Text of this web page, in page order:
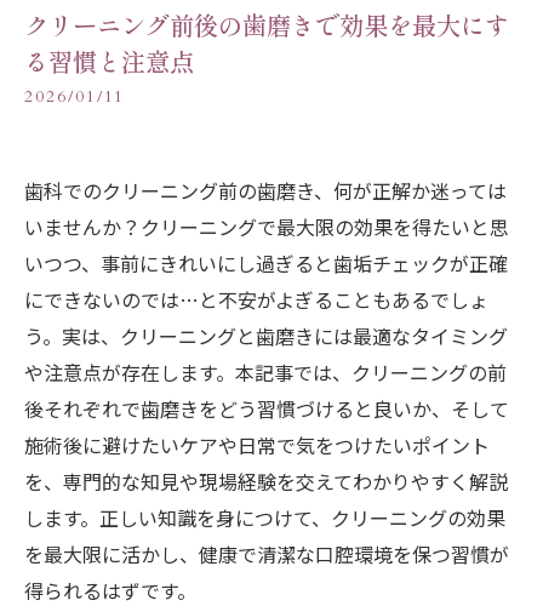
クリーニング前後の歯磨きで効果を最大にす
る習慣と注意点
2026/01/11
歯科でのクリーニング前の歯磨き、何が正解か迷っては
いませんか？クリーニングで最大限の効果を得たいと思
いつつ、事前にきれいにし過ぎると歯垢チェックが正確
にできないのでは…と不安がよぎることもあるでしょ
う。実は、クリーニングと歯磨きには最適なタイミング
や注意点が存在します。本記事では、クリーニングの前
後それぞれで歯磨きをどう習慣づけると良いか、そして
施術後に避けたいケアや日常で気をつけたいポイント
を、専門的な知見や現場経験を交えてわかりやすく解説
します。正しい知識を身につけて、クリーニングの効果
を最大限に活かし、健康で清潔な口腔環境を保つ習慣が
得られるはずです。